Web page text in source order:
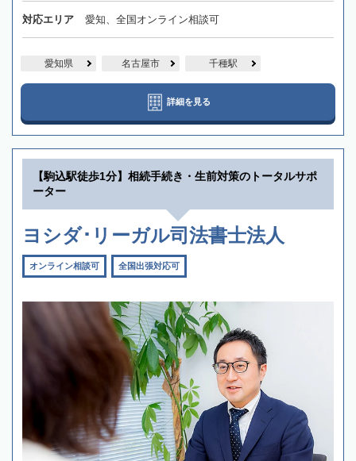
対応エリア 愛知、全国オンライン相談可
愛知県 名古屋市 千種駅
詳細を見る
【駒込駅徒歩1分】相続手続き・生前対策のトータルサポ
ーター
ヨシダ･リーガル司法書士法人
オンライン相談可 全国出張対応可